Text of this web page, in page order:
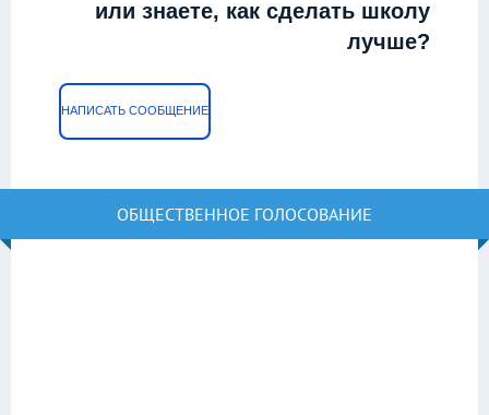
или знаете, как сделать школу
лучше?
НАПИСАТЬ СООБЩЕНИЕ
ОБЩЕСТВЕННОЕ ГОЛОСОВАНИЕ